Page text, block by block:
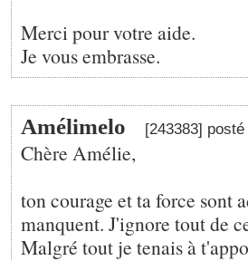
Merci pour votre aide.
Je vous embrasse.
Amélimelo [243383]
Chère Amélie,
ton courage et ta force sont
manquent. J'ignore tout de
Malgré tout je tenais à